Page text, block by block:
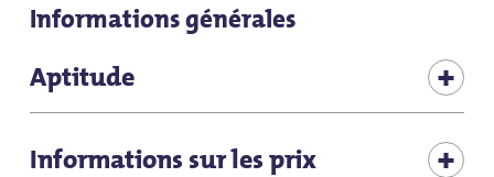
Informations générales
Aptitude
Offre en cas de mauvais temps
Informations sur les prix